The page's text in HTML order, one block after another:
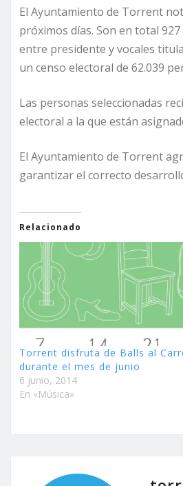
El Ayuntamiento de Torrent
próximos días. Son en total
entre presidente y vocales
un censo electoral de 62.039
Las personas seleccionadas
electoral a la que están
El Ayuntamiento de Torrent
garantizar el correcto
Relacionado
Torrent disfruta de Balls al
durante el mes de junio
6 junio, 2014
En «Música»